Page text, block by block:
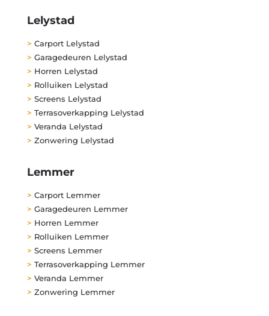
Lelystad
> Carport Lelystad
> Garagedeuren Lelystad
> Horren Lelystad
> Rolluiken Lelystad
> Screens Lelystad
> Terrasoverkapping Lelystad
> Veranda Lelystad
> Zonwering Lelystad
Lemmer
> Carport Lemmer
> Garagedeuren Lemmer
> Horren Lemmer
> Rolluiken Lemmer
> Screens Lemmer
> Terrasoverkapping Lemmer
> Veranda Lemmer
> Zonwering Lemmer